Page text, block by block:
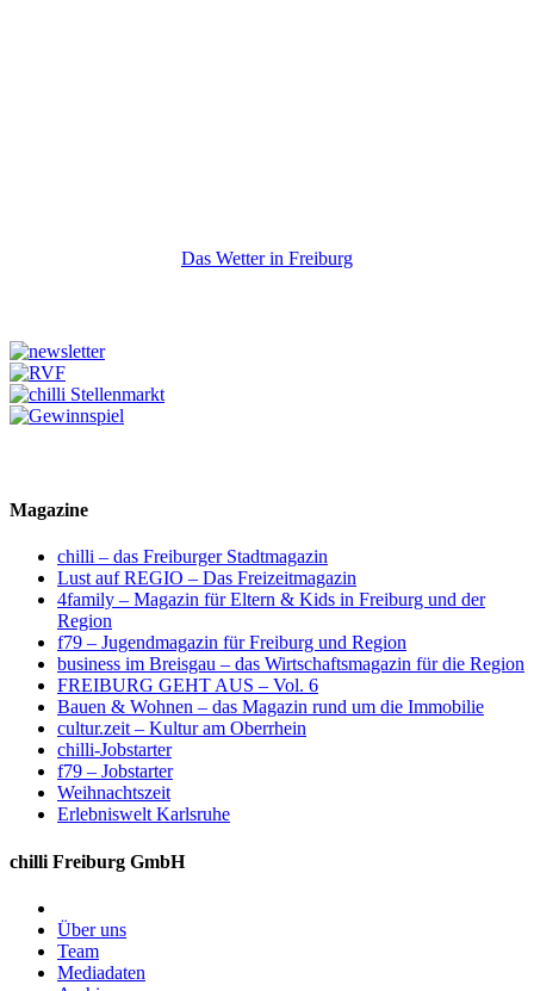
Das Wetter in Freiburg
Magazine
chilli – das Freiburger Stadtmagazin
Lust auf REGIO – Das Freizeitmagazin
4family – Magazin für Eltern & Kids in Freiburg und der
Region
f79 – Jugendmagazin für Freiburg und Region
business im Breisgau – das Wirtschaftsmagazin für die Region
FREIBURG GEHT AUS – Vol. 6
Bauen & Wohnen – das Magazin rund um die Immobilie
cultur.zeit – Kultur am Oberrhein
chilli-Jobstarter
f79 – Jobstarter
Weihnachtszeit
Erlebniswelt Karlsruhe
chilli Freiburg GmbH
Über uns
Team
Mediadaten